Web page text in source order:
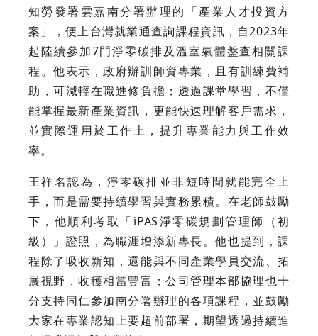
知勞發署雲嘉南分署辦理的「產業人才投資方
案」，便上台灣就業通查詢課程資訊，自2023年
起陸續參加7門淨零碳排及溫室氣體盤查相關課
程。他表示，政府辦訓師資專業，且有訓練費補
助，可減輕在職進修負擔；透過課堂學習，不僅
能掌握最新產業資訊，更能快速理解客戶需求，
並實際運用於工作上，提升專業能力與工作效
率。
王祥名認為，淨零碳排並非短時間就能完全上
手，而是需要持續學習與實務累積。在老師鼓勵
下，他順利考取「iPAS淨零碳規劃管理師（初
級）」證照，為職涯增添新專長。他也提到，課
程除了吸收新知，還能與不同產業學員交流、拓
展視野，收穫相當豐富；公司管理本部協理也十
分支持同仁參加南分署辦理的各項課程，並鼓勵
大家在專業認知上要超前部署，期望透過持續進